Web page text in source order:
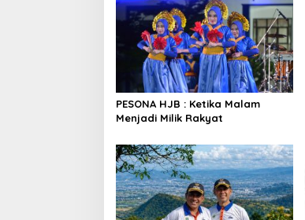
PESONA HJB : Ketika Malam
Menjadi Milik Rakyat